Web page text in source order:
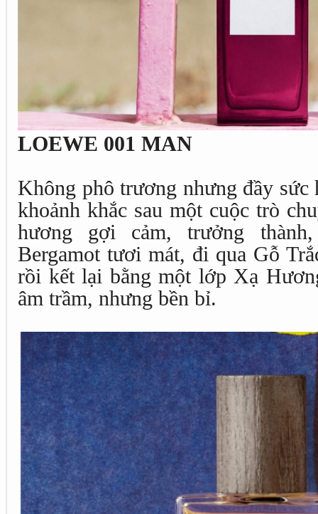
LOEWE 001 MAN
Không phô trương nhưng đầy
khoảnh khắc sau một cuộc trò
hương gợi cảm, trưởng
Bergamot tươi mát, đi qua Gỗ
rồi kết lại bằng một lớp Xạ
âm trầm, nhưng bền bỉ.